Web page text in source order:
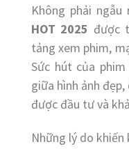
Không phải ngẫu
HOT 2025 được
tảng xem phim,
Sức hút của
giữa hình ảnh
được đầu tư và
Những lý do